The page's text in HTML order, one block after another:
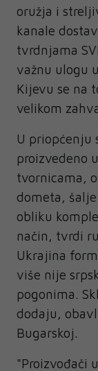
oružja i
kanale
tvrdnjama
važnu ulogu
Kijevu se na
velikom
U priopćenju
proizvedeno
tvornicama,
dometa,
obliku
način, tvrdi
Ukrajina
više nije
pogonima.
dodaju,
Bugarskoj.
"Proizvođači